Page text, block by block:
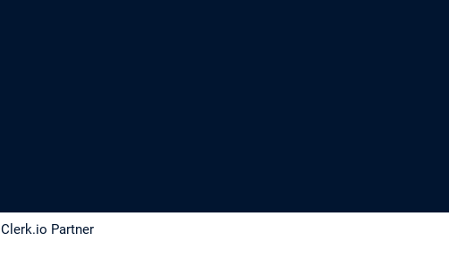
Clerk.io Partner